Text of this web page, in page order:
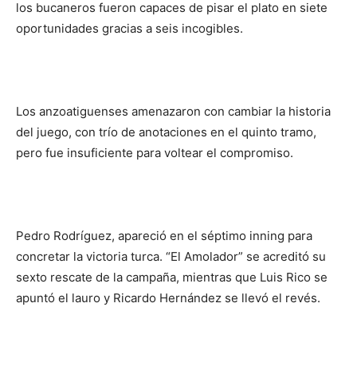
los bucaneros fueron capaces de pisar el plato en siete
oportunidades gracias a seis incogibles.
Los anzoatiguenses amenazaron con cambiar la historia
del juego, con trío de anotaciones en el quinto tramo,
pero fue insuficiente para voltear el compromiso.
Pedro Rodríguez, apareció en el séptimo inning para
concretar la victoria turca. “El Amolador” se acreditó su
sexto rescate de la campaña, mientras que Luis Rico se
apuntó el lauro y Ricardo Hernández se llevó el revés.